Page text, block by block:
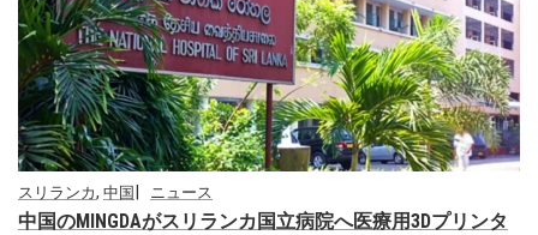
スリランカ, 中国 ニュース
中国のMINGDAがスリランカ国立病院へ医療用3Dプリンタ